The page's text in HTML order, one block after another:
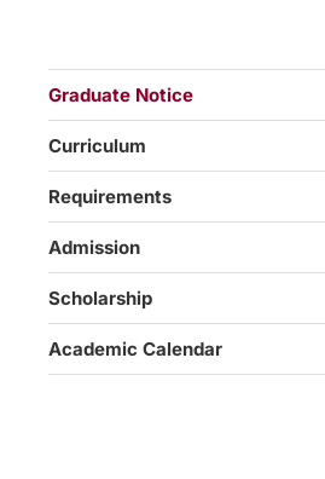
Graduate Notice
Curriculum
Requirements
Admission
Scholarship
Academic Calendar